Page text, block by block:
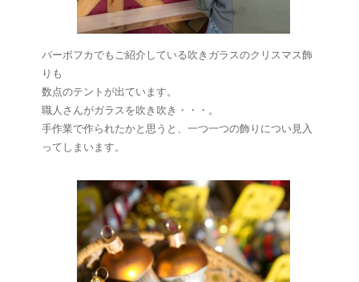
バーボフカでもご紹介している吹きガラスのクリスマス飾
りも
数点のテントが出ています。
職人さんがガラスを吹き吹き・・・。
手作業で作られたかと思うと、一つ一つの飾りについ見入
ってしまいます。